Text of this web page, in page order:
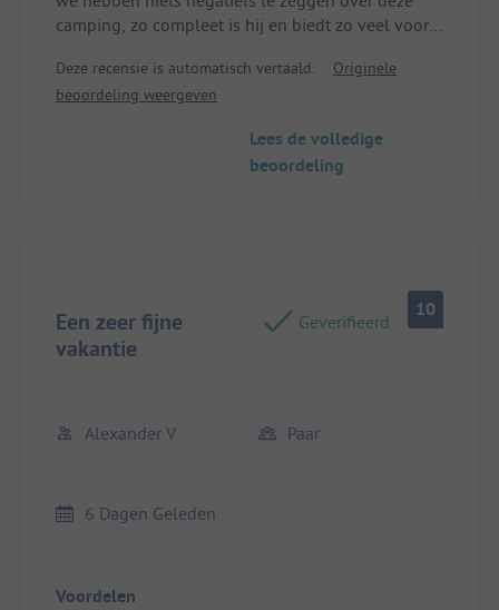
management ... dank voor dit aangename verblijf,
we komen terug en vooral kunnen we het
aanbevelen ...
Locatie/Huuraccommodatie: zeer mooie locatie en
vooral zeer goed georiënteerd bij onze aankomst
... schaduwrijk en rustig zoals de hele camping ...
waterpunt en elektriciteit in de buurt ... zeer goed
camping, zo compleet is hij en biedt zo veel voor
Deze recensie is automatisch vertaald.
Originele
beoordeling weergeven
Lees de volledige
beoordeling
Een zeer fijne
vakantie
Geverifieerd
10
Alexander V Paar
6 Dagen Geleden
Voordelen